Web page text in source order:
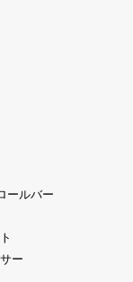
ールバー
ー